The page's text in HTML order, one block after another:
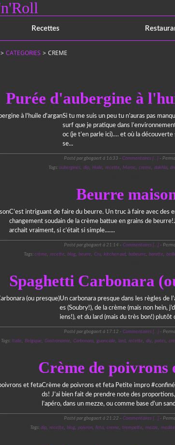
Recettes
> CATEGORIES > CREME
Purée d'aubergine à
Si tu me suis un peu tu n’auras pas
surf que je pratique dans
oc (je t’en parle ici)…. et où la
se...
Posté par gbogaert à 16:33 - Commentaires […] -
Tags: aubergines, dip, Huile, recette, Maroc, creme, dakhla,
Beurre
C’est intriguant de faire du beurre. Un truc à faire avec des
changement soudain de la crème battue en grains de
archait vraiment, si c’était si simple.......
Posté par gbogaert à 21:14 - Commentaires […]-
Tags: crème, recette, blog, beurre, Cru, kitchen aid, babeurre, baratte,
Spaghetti Carbonara
Un carbonara presque dans les règles de
es (Soubry!), de la crème (mais non hein,
iens!), et du lard (mais du très bon!) plutôt
Posté par gbogaert à 17:12 - Commentaires […]-
Tags: Italie, Belgique, Gastronomie, Carbonara, guanciale, lard, recette, diy, pates,
Crème de poivrons
Crème de poivrons et feta Petite impro
ds! J’ai bien fait de prendre note des
l’apéro, dans un mezze, ou comme base d’un
Posté par gbogaert à 21:22 - Commentaires […]-
Tags: dip, recette, blog, poivron, feta, creme, trempette, mezze,